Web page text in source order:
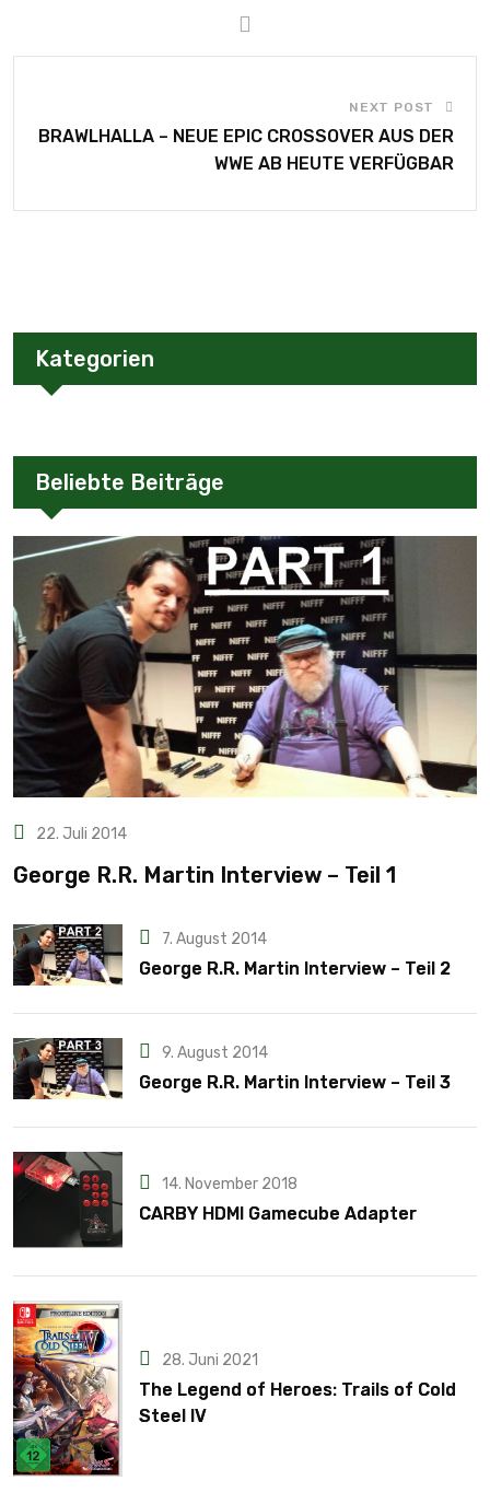
NEXT POST
BRAWLHALLA – NEUE EPIC CROSSOVER AUS DER
WWE AB HEUTE VERFÜGBAR
Kategorien
Beliebte Beiträge
22. Juli 2014
George R.R. Martin Interview – Teil 1
7. August 2014
George R.R. Martin Interview – Teil 2
9. August 2014
George R.R. Martin Interview – Teil 3
14. November 2018
CARBY HDMI Gamecube Adapter
28. Juni 2021
The Legend of Heroes: Trails of Cold
Steel IV